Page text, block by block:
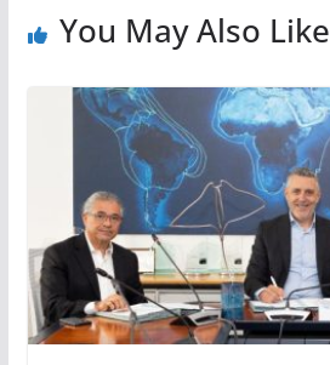
You May Also Like